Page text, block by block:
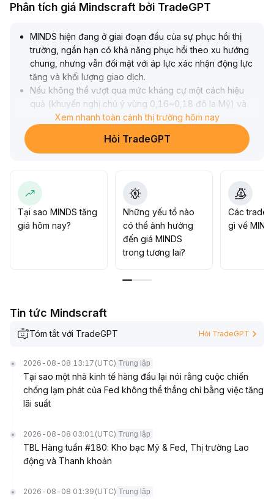
Phân tích giá Mindscraft bởi TradeGPT
MINDS hiện đang ở giai đoạn đầu của sự phục hồi thị
trường, ngắn hạn có khả năng phục hồi theo xu hướng
chung, nhưng vẫn đối mặt với áp lực xác nhận động lực
tăng và khối lượng giao dịch.
Nếu không thể vượt qua mức kháng cự một cách hiệu
quả (khuyến nghị chú ý vùng 0,16~0,18 đô la Mỹ) và
thiếu sự phối hợp giữa giá và khối lượng, giá có thể quay
trở lại mức hỗ trợ quan trọng (0,13~0,14 đô la Mỹ) và
duy trì dao động trong vùng này
khi xu hướng rõ ràng và có dấu hiệu bứt phá với khối
lượng lớn
Xem nhanh toàn cảnh thị trường hôm nay
Hỏi TradeGPT
Tại sao MINDS tăng
giá hôm nay?
Những yếu tố nào
có thể ảnh hưởng
đến giá MINDS
trong tương lai?
Các trader
gì về
Tin tức Mindscraft
Tóm tắt với TradeGPT Hỏi TradeGPT
2026-08-08 13:17 (UTC) Trung lập
Tại sao một nhà kinh tế hàng đầu lại nói rằng cuộc chiến
chống lạm phát của Fed không thể thắng chỉ bằng việc tăng
lãi suất
2026-08-08 03:01 (UTC) Trung lập
TBL Hàng tuần #180: Kho bạc Mỹ & Fed, Thị trường Lao
động và Thanh khoản
2026-08-08 01:39 (UTC) Trung lập